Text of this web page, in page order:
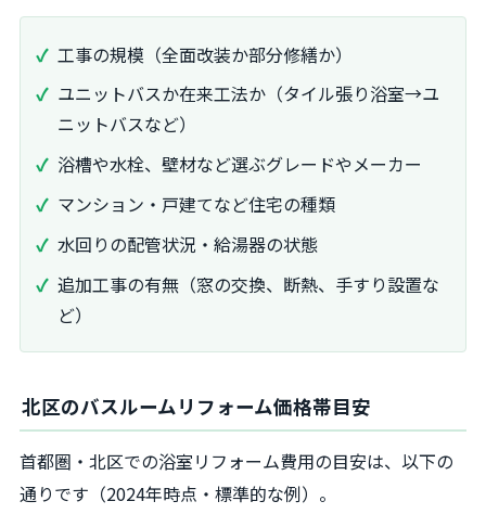
工事の規模（全面改装か部分修繕か）
ユニットバスか在来工法か（タイル張り浴室→ユ
ニットバスなど）
浴槽や水栓、壁材など選ぶグレードやメーカー
マンション・戸建てなど住宅の種類
水回りの配管状況・給湯器の状態
追加工事の有無（窓の交換、断熱、手すり設置な
ど）
北区のバスルームリフォーム価格帯目安
首都圏・北区での浴室リフォーム費用の目安は、以下の
通りです（2024年時点・標準的な例）。